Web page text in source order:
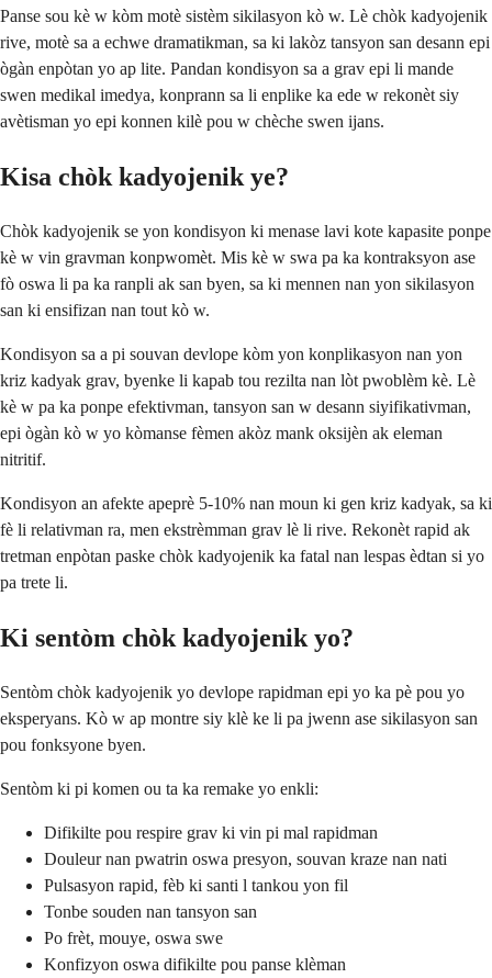
Panse sou kè w kòm motè sistèm sikilasyon kò w. Lè chòk kadyojenik
rive, motè sa a echwe dramatikman, sa ki lakòz tansyon san desann epi
ògàn enpòtan yo ap lite. Pandan kondisyon sa a grav epi li mande
swen medikal imedya, konprann sa li enplike ka ede w rekonèt siy
avètisman yo epi konnen kilè pou w chèche swen ijans.
Kisa chòk kadyojenik ye?
Chòk kadyojenik se yon kondisyon ki menase lavi kote kapasite ponpe
kè w vin gravman konpwomèt. Mis kè w swa pa ka kontraksyon ase
fò oswa li pa ka ranpli ak san byen, sa ki mennen nan yon sikilasyon
san ki ensifizan nan tout kò w.
Kondisyon sa a pi souvan devlope kòm yon konplikasyon nan yon
kriz kadyak grav, byenke li kapab tou rezilta nan lòt pwoblèm kè. Lè
kè w pa ka ponpe efektivman, tansyon san w desann siyifikativman,
epi ògàn kò w yo kòmanse fèmen akòz mank oksijèn ak eleman
nitritif.
Kondisyon an afekte apeprè 5-10% nan moun ki gen kriz kadyak, sa ki
fè li relativman ra, men ekstrèmman grav lè li rive. Rekonèt rapid ak
tretman enpòtan paske chòk kadyojenik ka fatal nan lespas èdtan si yo
pa trete li.
Ki sentòm chòk kadyojenik yo?
Sentòm chòk kadyojenik yo devlope rapidman epi yo ka pè pou yo
eksperyans. Kò w ap montre siy klè ke li pa jwenn ase sikilasyon san
pou fonksyone byen.
Sentòm ki pi komen ou ta ka remake yo enkli:
Difikilte pou respire grav ki vin pi mal rapidman
Douleur nan pwatrin oswa presyon, souvan kraze nan nati
Pulsasyon rapid, fèb ki santi l tankou yon fil
Tonbe souden nan tansyon san
Po frèt, mouye, oswa swe
Konfizyon oswa difikilte pou panse klèman